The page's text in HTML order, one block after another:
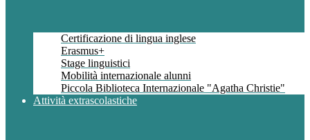
Certificazione di lingua inglese
Erasmus+
Stage linguistici
Mobilità internazionale alunni
Piccola Biblioteca Internazionale "Agatha Christie"
Attività extrascolastiche